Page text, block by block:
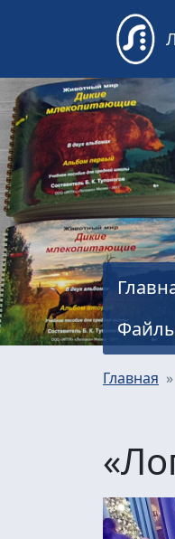
Главная